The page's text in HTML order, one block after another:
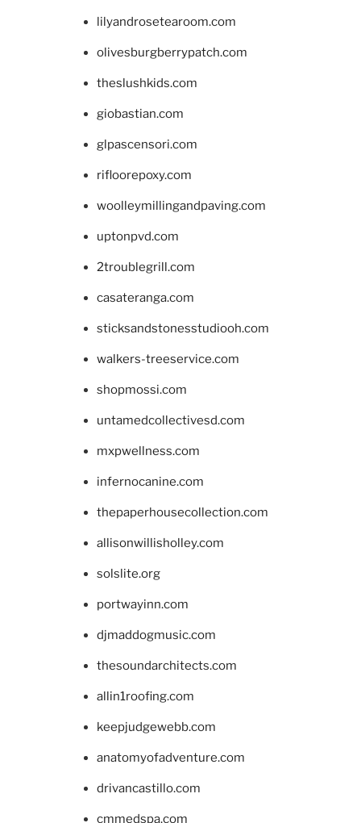
lilyandrosetearoom.com
olivesburgberrypatch.com
theslushkids.com
giobastian.com
glpascensori.com
rifloorepoxy.com
woolleymillingandpaving.com
uptonpvd.com
2troublegrill.com
casateranga.com
sticksandstonesstudiooh.com
walkers-treeservice.com
shopmossi.com
untamedcollectivesd.com
mxpwellness.com
infernocanine.com
thepaperhousecollection.com
allisonwillisholley.com
solslite.org
portwayinn.com
djmaddogmusic.com
thesoundarchitects.com
allin1roofing.com
keepjudgewebb.com
anatomyofadventure.com
drivancastillo.com
cmmedspa.com